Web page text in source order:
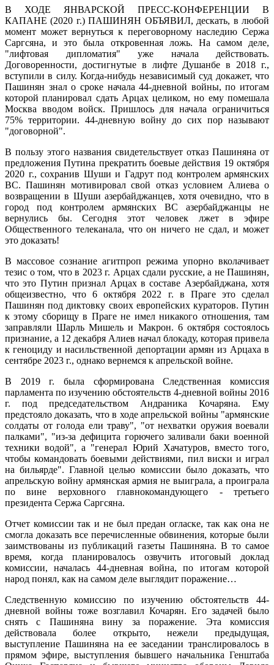
В ХОДЕ ЯНВАРСКОЙ ПРЕСС-КОНФЕРЕНЦИИ В
КАПАНЕ (2020 г.) ПАШИНЯН ОБЪЯВИЛ, дескать, в любой
момент может вернуться к переговорному наследию Сержа
Саргсяна, и это была откровенная ложь. На самом деле,
"лифтовая дипломатия" уже начала действовать.
Договоренности, достигнутые в лифте Душанбе в 2018 г.,
вступили в силу. Когда-нибудь независимый суд докажет, что
Пашинян знал о сроке начала 44-дневной войны, по итогам
которой планировал сдать Арцах целиком, но ему помешала
Москва вводом войск. Пришлось для начала ограничиться
75% территории. 44-дневную войну до сих пор называют
"договорной".
В пользу этого названия свидетельствует отказ Пашиняна от
предложения Путина прекратить боевые действия 19 октября
2020 г., сохранив Шуши и Гадрут под контролем армянских
ВС. Пашинян мотивировал свой отказ условием Алиева о
возвращении в Шуши азербайджанцев, хотя очевидно, что в
город под контролем армянских ВС азербайджанцы не
вернулись бы. Сегодня этот человек лжет в эфире
Общественного телеканала, что он ничего не сдал, и может
это доказать!
В массовое сознание агитпроп режима упорно вколачивает
тезис о том, что в 2023 г. Арцах сдали русские, а не Пашинян,
что это Путин признал Арцах в составе Азербайджана, хотя
общеизвестно, что 6 октября 2022 г. в Праге это сделал
Пашинян под диктовку своих европейских кураторов. Путин
к этому сборищу в Праге не имел никакого отношения, там
заправляли Шарль Мишель и Макрон. 6 октября состоялось
признание, а 12 декабря Алиев начал блокаду, которая привела
к геноциду и насильственной депортации армян из Арцаха в
сентябре 2023 г., однако вернемся к апрельской войне.
В 2019 г. была сформирована Следственная комиссия
парламента по изучению обстоятельств 4-дневной войны 2016
г. под председательством Андраника Кочаряна. Ему
предстояло доказать, что в ходе апрельской войны "армянские
солдаты от голода ели траву", "от нехватки оружия воевали
палками", "из-за дефицита горючего заливали баки военной
техники водой", а "генерал Юрий Хачатуров, вместо того,
чтобы командовать боевыми действиями, пил виски и играл
на бильярде". Главной целью комиссии было доказать, что
апрельскую войну армянская армия не выиграла, а проиграла
по вине верховного главнокомандующего - третьего
президента Сержа Саргсяна.
Отчет комиссии так и не был предан огласке, так как она не
смогла доказать все перечисленные обвинения, которые были
заимствованы из публикаций газеты Пашиняна. В то самое
время, когда планировалось озвучить итоговый доклад
комиссии, началась 44-дневная война, по итогам которой
народ понял, как на самом деле выглядит поражение…
Следственную комиссию по изучению обстоятельств 44-
дневной войны тоже возглавил Кочарян. Его задачей было
снять с Пашиняна вину за поражение. Эта комиссия
действовала более открыто, нежели предыдущая,
выступление Пашиняна на ее заседании транслировалось в
прямом эфире, выступления бывшего начальника Генштаба